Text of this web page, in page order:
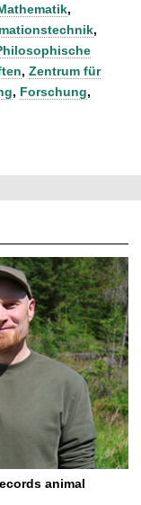
,
,
, Zentrum für
, Forschung,
animal